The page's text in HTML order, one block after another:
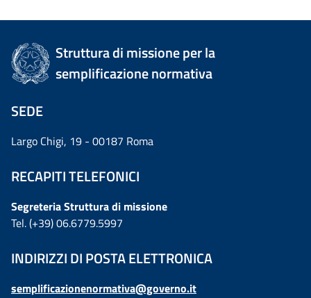
Struttura di missione per la
semplificazione normativa
SEDE
Largo Chigi, 19 - 00187 Roma
RECAPITI TELEFONICI
Segreteria Struttura di missione
Tel. (+39) 06.6779.5997
INDIRIZZI DI POSTA ELETTRONICA
semplificazionenormativa@governo.it